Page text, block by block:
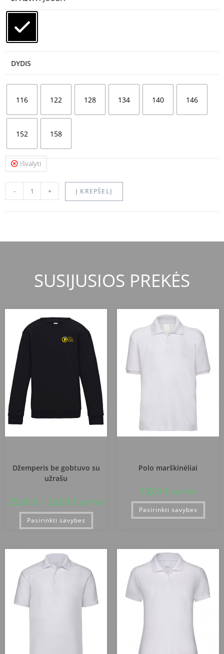
DYDIS
116 122 128 134 140 146
152 158
Išvalyti
- + Į KREPŠELĮ
SUSIJUSIOS PREKĖS
Džemperis be gobtuvo su
užrašu
25,00 € – 26,00 € su PVM
Pasirinkti savybes
Polo marškinėliai
13,00 € su PVM
Pasirinkti savybes